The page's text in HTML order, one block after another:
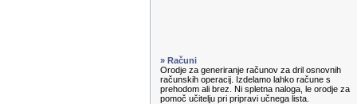
» Računi
Orodje za generiranje računov za dril osnovnih
računskih operacij. Izdelamo lahko račune s
prehodom ali brez. Ni spletna naloga, le orodje za
pomoč učitelju pri pripravi učnega lista.